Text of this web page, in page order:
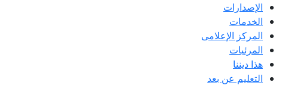
الإصدارات
الخدمات
المركز الإعلامى
المرئيات
هذا ديننا
التعليم عن بعد